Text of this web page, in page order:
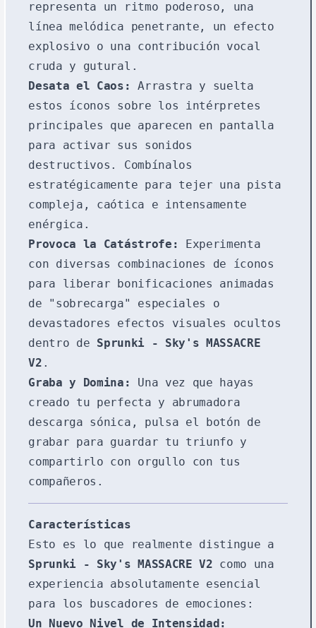
representa un ritmo poderoso, una
línea melódica penetrante, un efecto
explosivo o una contribución vocal
cruda y gutural.
Desata el Caos:
Arrastra y suelta
estos íconos sobre los intérpretes
principales que aparecen en pantalla
para activar sus sonidos
destructivos. Combínalos
estratégicamente para tejer una pista
compleja, caótica e intensamente
enérgica.
Provoca la Catástrofe:
Experimenta
con diversas combinaciones de íconos
para liberar bonificaciones animadas
de "sobrecarga" especiales o
devastadores efectos visuales ocultos
dentro de Sprunki - Sky's MASSACRE
V2 .
Graba y Domina:
Una vez que hayas
creado tu perfecta y abrumadora
descarga sónica, pulsa el botón de
grabar para guardar tu triunfo y
compartirlo con orgullo con tus
compañeros.
Características
Esto es lo que realmente distingue a
Sprunki - Sky's MASSACRE V2 como una
experiencia absolutamente esencial
para los buscadores de emociones:
Un Nuevo Nivel de Intensidad: